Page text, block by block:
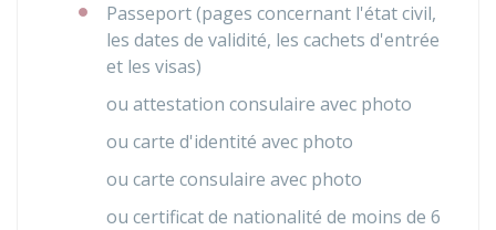
Passeport (pages concernant l'état civil,
les dates de validité, les cachets d'entrée
et les visas)
ou attestation consulaire avec photo
ou carte d'identité avec photo
ou carte consulaire avec photo
ou certificat de nationalité de moins de 6